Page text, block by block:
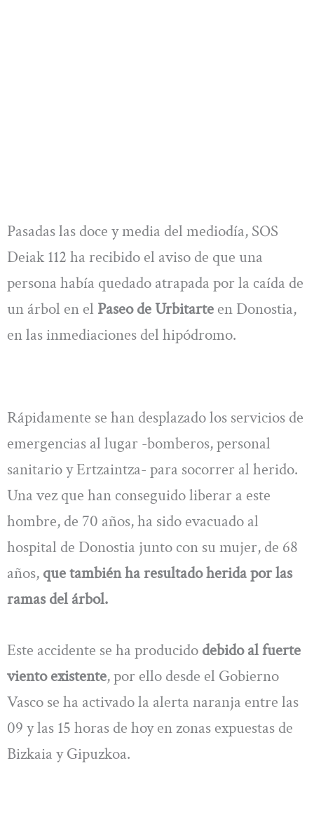
Pasadas las doce y media del mediodía, SOS
Deiak 112 ha recibido el aviso de que una
persona había quedado atrapada por la caída de
un árbol en el Paseo de Urbitarte en Donostia,
en las inmediaciones del hipódromo.
Rápidamente se han desplazado los servicios de
emergencias al lugar -bomberos, personal
sanitario y Ertzaintza- para socorrer al herido.
Una vez que han conseguido liberar a este
hombre, de 70 años, ha sido evacuado al
hospital de Donostia junto con su mujer, de 68
años, que también ha resultado herida por las
ramas del árbol.
Este accidente se ha producido debido al fuerte
viento existente, por ello desde el Gobierno
Vasco se ha activado la alerta naranja entre las
09 y las 15 horas de hoy en zonas expuestas de
Bizkaia y Gipuzkoa.